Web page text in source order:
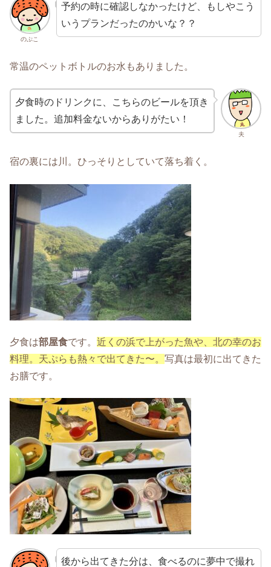
のぷこ
予約の時に確認しなかったけど、もしやこう
いうプランだったのかいな？？
常温のペットボトルのお水もありました。
夫
夕食時のドリンクに、こちらのビールを頂き
ました。追加料金ないからありがたい！
宿の裏には川。ひっそりとしていて落ち着く。
夕食は部屋食です。 近くの浜で上がった魚や、北の幸のお
料理。天ぷらも熱々で出てきた〜。 写真は最初に出てきた
お膳です。
後から出てきた分は、食べるのに夢中で撮れ